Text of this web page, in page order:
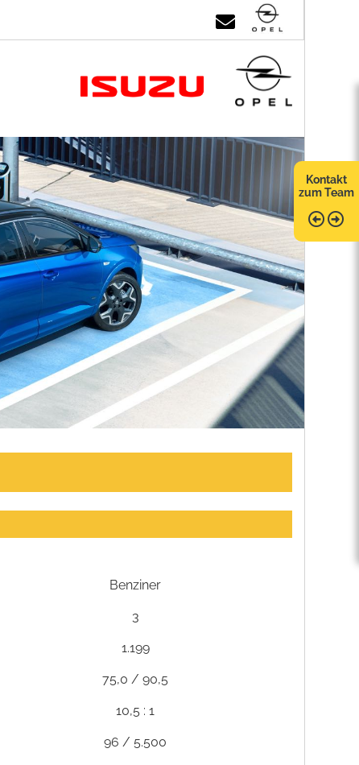
Kontakt
zum Team
Benziner
3
1.199
75,0 / 90,5
10,5 : 1
96 / 5.500